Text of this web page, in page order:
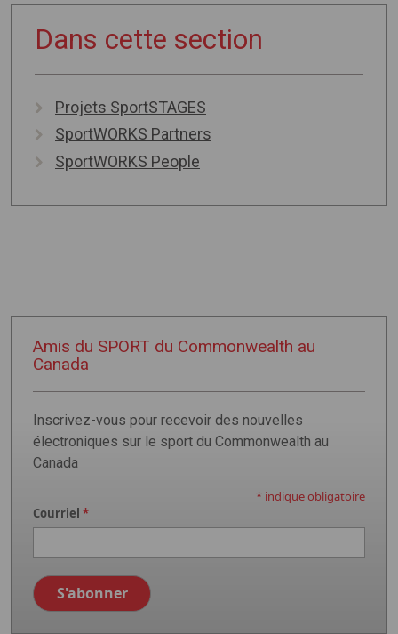
Dans cette section
Projets SportSTAGES
SportWORKS Partners
SportWORKS People
Amis du SPORT du Commonwealth au
Canada
Inscrivez-vous pour recevoir des nouvelles
électroniques sur le sport du Commonwealth au
Canada
* indique obligatoire
Courriel *